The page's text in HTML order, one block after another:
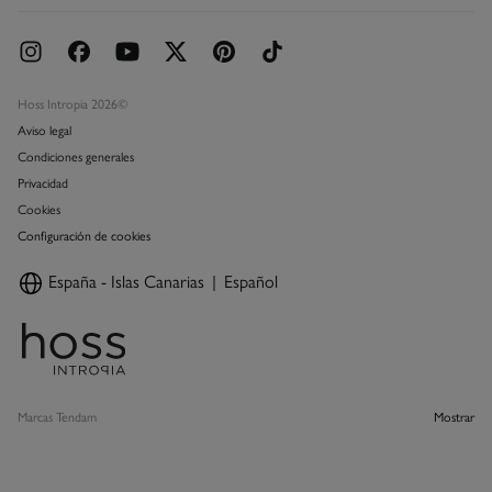
Hoss Intropia 2026©
Aviso legal
Condiciones generales
Privacidad
Cookies
Configuración de cookies
España - Islas Canarias Español
Marcas Tendam Mostrar